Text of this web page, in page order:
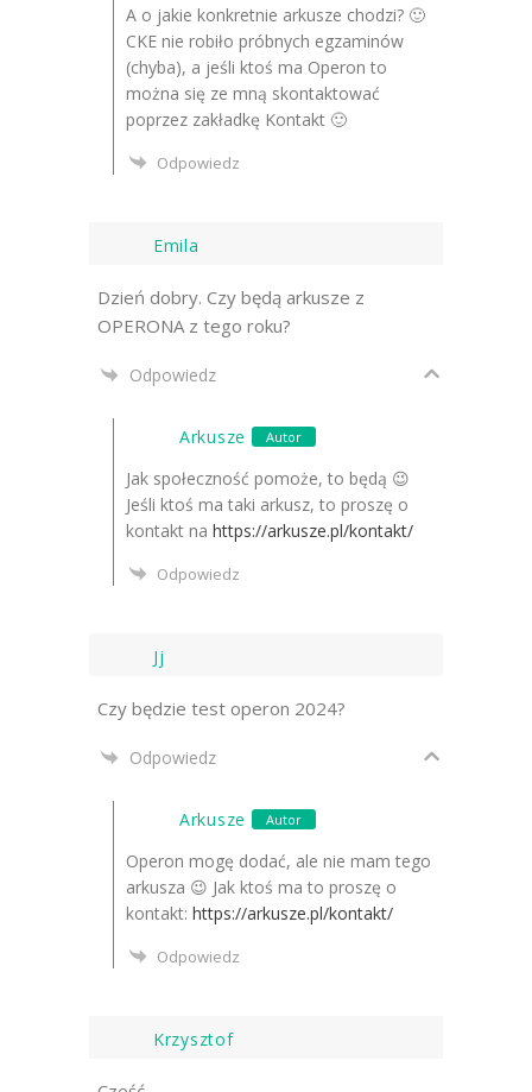
A o jakie konkretnie arkusze chodzi? 🙂
CKE nie robiło próbnych egzaminów
(chyba), a jeśli ktoś ma Operon to
można się ze mną skontaktować
poprzez zakładkę Kontakt 🙂
Odpowiedz
Emila
Dzień dobry. Czy będą arkusze z
OPERONA z tego roku?
Odpowiedz
Arkusze Autor
Jak społeczność pomoże, to będą 😉
Jeśli ktoś ma taki arkusz, to proszę o
kontakt na https://arkusze.pl/kontakt/
Odpowiedz
Jj
Czy będzie test operon 2024?
Odpowiedz
Arkusze Autor
Operon mogę dodać, ale nie mam tego
arkusza 😉 Jak ktoś ma to proszę o
kontakt: https://arkusze.pl/kontakt/
Odpowiedz
Krzysztof